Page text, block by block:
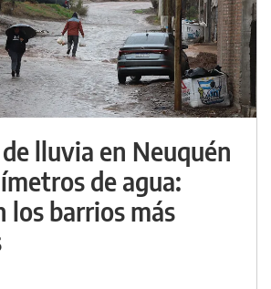
lluvia en Neuquén
de agua:
los barrios más